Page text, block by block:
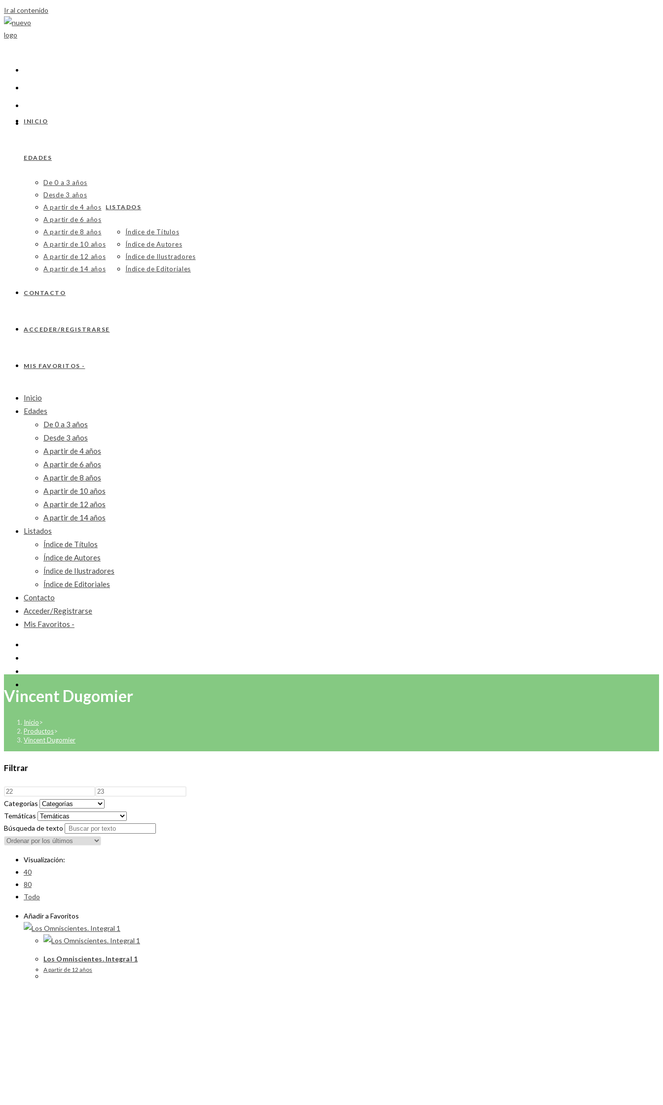
Ir al contenido
INICIO
EDADES
De 0 a 3 años
Desde 3 años
A partir de 4 años
A partir de 6 años
A partir de 8 años
A partir de 10 años
A partir de 12 años
A partir de 14 años
LISTADOS
Índice de Títulos
Índice de Autores
Índice de Ilustradores
Índice de Editoriales
CONTACTO
ACCEDER/REGISTRARSE
MIS FAVORITOS -
Inicio
Edades
De 0 a 3 años
Desde 3 años
A partir de 4 años
A partir de 6 años
A partir de 8 años
A partir de 10 años
A partir de 12 años
A partir de 14 años
Listados
Índice de Títulos
Índice de Autores
Índice de Ilustradores
Índice de Editoriales
Contacto
Acceder/Registrarse
Mis Favoritos -
Vincent Dugomier
Inicio>
Productos>
Vincent Dugomier
Filtrar
Categorías
Temáticas
Búsqueda de texto
Visualización:
40
80
Todo
Añadir a Favoritos
Los Omniscientes. Integral 1
A partir de 12 años